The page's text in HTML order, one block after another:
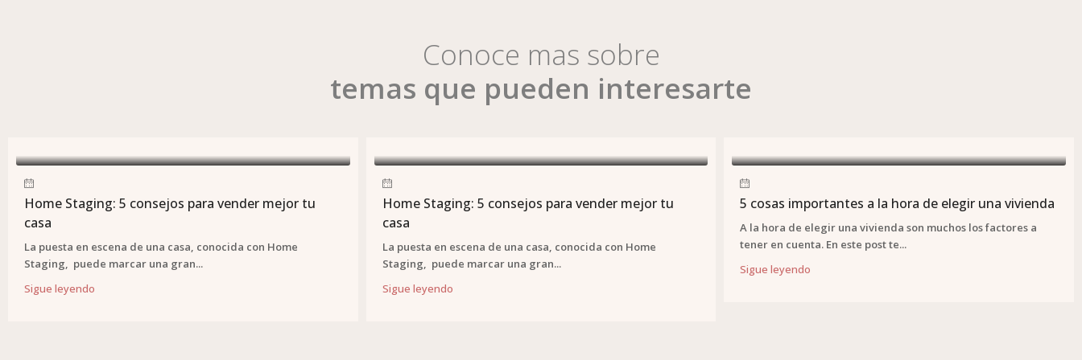
Conoce mas sobre
temas que pueden interesarte
Home Staging: 5 consejos para vender mejor tu
casa
La puesta en escena de una casa, conocida con Home
Staging, puede marcar una gran...
Sigue leyendo
Home Staging: 5 consejos para vender mejor tu
casa
La puesta en escena de una casa, conocida con Home
Staging, puede marcar una gran...
Sigue leyendo
5 cosas importantes a la hora de elegir una vivienda
A la hora de elegir una vivienda son muchos los factores a
tener en cuenta. En este post te...
Sigue leyendo